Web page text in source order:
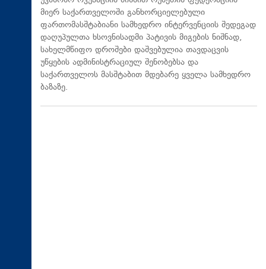
მიერ საქართველოში განხორციელებული
ფართომასშტაბიანი სამხედრო ინტერვენციის შედეგად
დაღუპულთა ხსოვნისადმი პატივის მიგების ნიშნად,
სახელმწიფო დროშები დაშვებულია თავდაცვის
უწყების ადმინისტრაციულ შენობებსა და
საქართველოს მასშტაბით მდებარე ყველა სამხედრო
ბაზაზე.